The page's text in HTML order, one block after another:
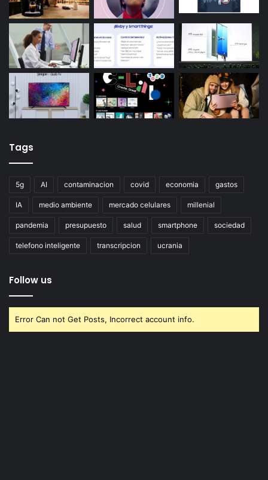
Tags
5g AI contaminacion covid economia gastos
IA medio ambiente mercado celulares millenial
pandemia presupuesto salud smartphone sociedad
telefono inteligente transcripcion ucrania
Follow us
Error Can not Get Posts, Incorrect account info.